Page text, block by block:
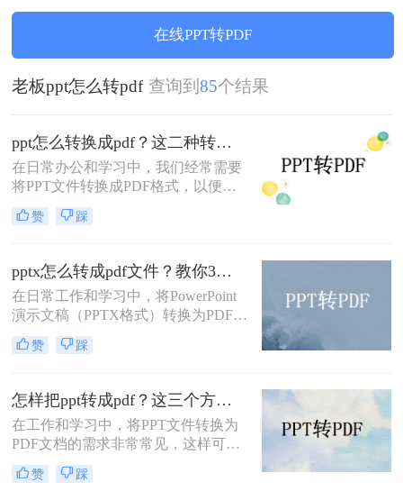
公。
在线PPT转PDF
老板ppt怎么转pdf 查询到85个结果
ppt怎么转换成pdf？这二种转换方法非常实用！
在日常办公和学习中，我们经常需要
将PPT文件转换成PDF格式，以便更
好地进行分享、打印或存档。那么
PPT怎么转换成PDF呢？本文将介绍
赞 踩
pptx怎么转成pdf文件？教你3种方法快速转换！
在日常工作和学习中，将PowerPoint
演示文稿（PPTX格式）转换为PDF文
件是一项常见的需求。PDF格式因其
跨平台兼容性、保持文档格式不变以
迎。那么pptx怎么转成pdf文件呢？本
文将详细介绍几种将PPTX转换成PDF
文件的方法，帮助您轻松完成转换任
务。
赞 踩
怎样把ppt转成pdf？这三个方法让你办公更高效！
在工作和学习中，将PPT文件转换为
PDF文档的需求非常常见，这样可以
确保演示文稿在不同设备上的显示效
果一致，并且便于分享和打印。那么
赞 踩